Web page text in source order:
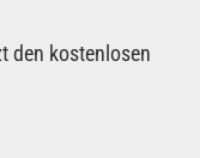
den kostenlosen